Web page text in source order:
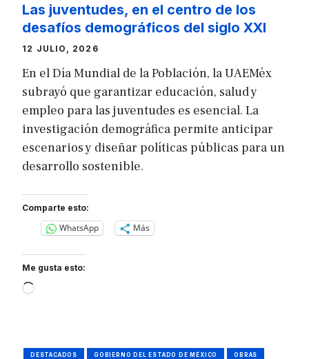
Las juventudes, en el centro de los
desafíos demográficos del siglo XXI
12 JULIO, 2026
En el Día Mundial de la Población, la UAEMéx
subrayó que garantizar educación, salud y
empleo para las juventudes es esencial. La
investigación demográfica permite anticipar
escenarios y diseñar políticas públicas para un
desarrollo sostenible.
Comparte esto:
WhatsApp Más
Me gusta esto:
Loading…
DESTACADOS GOBIERNO DEL ESTADO DE MÉXICO OBRAS